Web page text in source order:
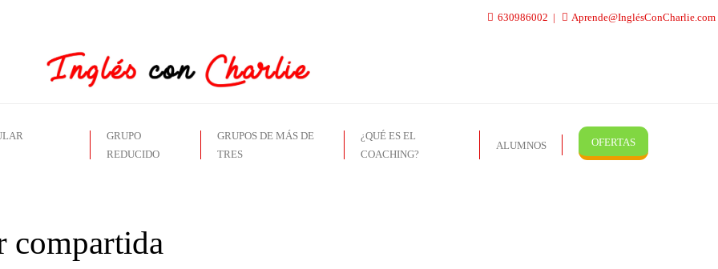
630986002 Aprende@InglésConCharlie.com
GRUPO
REDUCIDO
GRUPOS DE MÁS DE
TRES
¿QUÉ ES EL
COACHING?
ALUMNOS OFERTAS
compartida